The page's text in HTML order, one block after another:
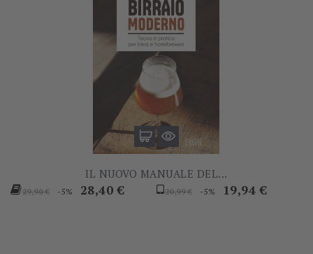
IL NUOVO MANUALE DEL...
Prezzo
29,90 € -5% Prezzo
28,40 €
Prezzo
20,99 € -5% Prezzo
19,94 €